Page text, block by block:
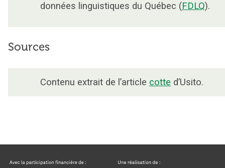
données linguistiques du Québec (FDLQ).
Sources
Contenu extrait de l’article cotte d’Usito.